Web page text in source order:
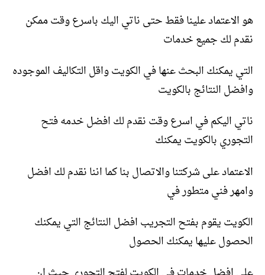
هو الاعتماد علينا فقط حتى ناتي اليك باسرع وقت ممكن
نقدم لك جميع خدمات
التي يمكنك البحث عنها في الكويت واقل التكاليف الموجوده
وافضل النتائج بالكويت
ناتي اليكم في اسرع وقت نقدم لك افضل خدمه فتح
التجوري بالكويت يمكنك
الاعتماد على شركتنا والاتصال بنا كما اننا نقدم لك افضل
وامهر فني متطور في
الكويت يقوم بفتح التجريب افضل النتائج التي يمكنك
الحصول عليها يمكنك الحصول